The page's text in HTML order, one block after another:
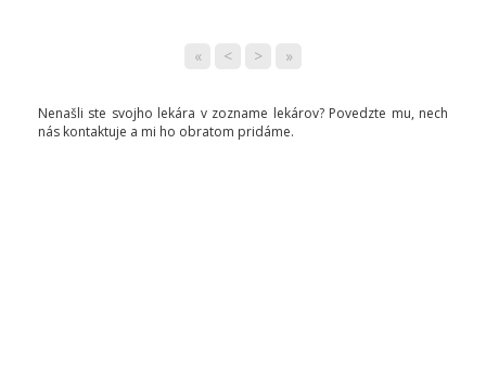
« < > »
Nenašli ste svojho lekára v zozname lekárov? Povedzte mu, nech
nás kontaktuje a mi ho obratom pridáme.